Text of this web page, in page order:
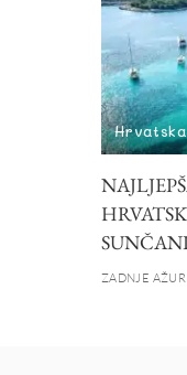
Hrvatska
ZADNJE